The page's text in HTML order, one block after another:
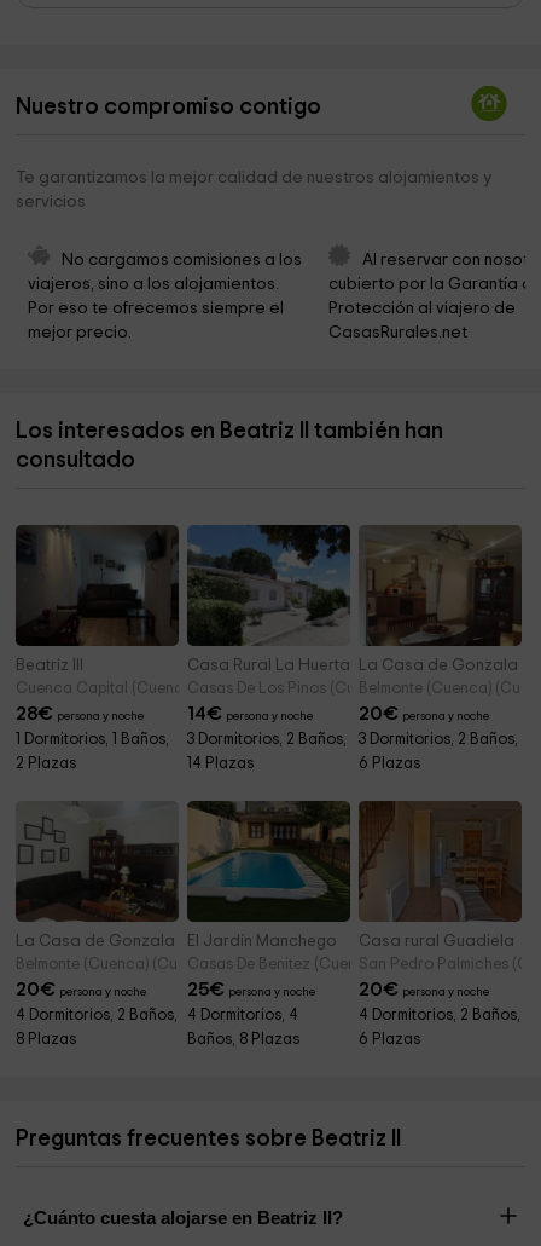
Parroquia De San Esteban 0,5 km
Iglesia de Jesucristo de los Santos de los Ultimos
Science Museum of Castilla La Mancha 0,7 km
Centro de Artesanía Iglesia de Santa Cruz 0,7 km
SALA ACUA UCLM
(Urgencias Fraga)
Nuestro compromiso contigo
Te garantizamos la mejor calidad de nuestros alojamientos y
servicios
No cargamos comisiones a los
viajeros, sino a los alojamientos.
Por eso te ofrecemos siempre el
mejor precio.
Al reservar con
cubierto por la Garantía
Protección al viajero de
CasasRurales.net
Los interesados en Beatriz II también han
consultado
Beatriz III
Cuenca Capital (Cuenca)
28€ persona y noche
1 Dormitorios, 1 Baños,
2 Plazas
Casa Rural La Huerta
Casas De Los Pinos (Cuenca)
14€ persona y noche
3 Dormitorios, 2 Baños,
14 Plazas
La Casa de Gonzala 1
Belmonte (Cuenca)
20€ persona y noche
3 Dormitorios, 2 Baños,
6 Plazas
La Casa de Gonzala 2
Belmonte (Cuenca) (Cuenca)
20€ persona y noche
4 Dormitorios, 2 Baños,
8 Plazas
El Jardín Manchego
Casas De Benitez (Cuenca)
25€ persona y noche
4 Dormitorios, 4
Baños, 8 Plazas
Casa rural Guadiela
San Pedro Palmiches
20€ persona y noche
4 Dormitorios, 2 Baños,
6 Plazas
Preguntas frecuentes sobre Beatriz II
¿Cuánto cuesta alojarse en Beatriz II?